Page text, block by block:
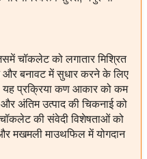
चॉकलेट को लगातार मिश्रित
और बनावट में सुधार करने के लिए
यह प्रक्रिया कण आकार को कम
अंतिम उत्पाद की चिकनाई को
की संवेदी विशेषताओं को
मखमली माउथफिल में योगदान